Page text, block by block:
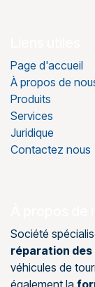
Page d'accueil
À propos de
Produits
Services
Juridique
Contactez nous
Société
réparation
véhicules de
également la